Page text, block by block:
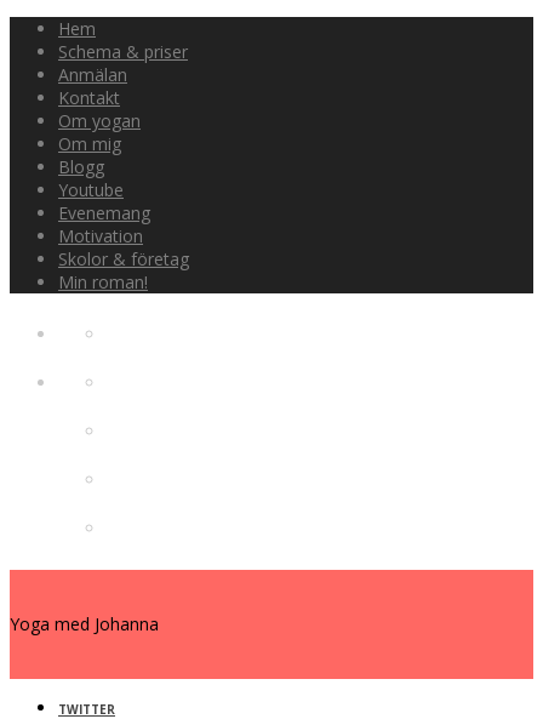
Hem
Schema & priser
Anmälan
Kontakt
Om yogan
Om mig
Blogg
Youtube
Evenemang
Motivation
Skolor & företag
Min roman!
Yoga med Johanna
TWITTER